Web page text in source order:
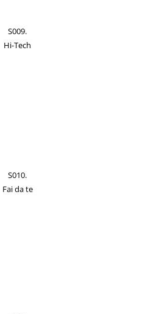
S009.
Hi-Tech
S010.
Fai da te